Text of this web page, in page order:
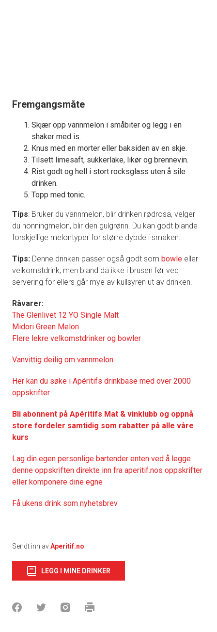
Fremgangsmåte
Skjær opp vannmelon i småbiter og legg i en
shaker med is.
Knus med en morter eller baksiden av en skje.
Tilsett limesaft, sukkerlake, likør og brennevin.
Rist godt og hell i stort rocksglass uten å sile
drinken.
Topp med tonic.
Tips: Bruker du vannmelon, blir drinken rødrosa, velger
du honningmelon, blir den gulgrønn. Du kan godt blande
forskjellige melontyper for større dybde i smaken.
Tips: Denne drinken passer også godt som bowle eller
velkomstdrink, men bland da ikke i brusen før ved
servering for ellers går mye av kullsyren ut av drinken.
Råvarer:
The Glenlivet 12 YO Single Malt
Midori Green Melon
Flere lekre velkomstdrinker og bowler
Vanvittig deilig om vannmelon
Her kan du søke i Apéritifs drinkbase med over 2000
oppskrifter
Bli abonnent på Apéritifs Mat & vinklubb og oppnå
store fordeler samtidig som rabatter på alle våre
kurs
Lag din egen personlige bartender enten ved å legge
denne oppskriften direkte inn fra aperitif.nos oppskrifter
eller komponere dine egne
Få ukens drink som nyhetsbrev
Sendt inn avAperitif.no
LEGG I MINE DRINKER